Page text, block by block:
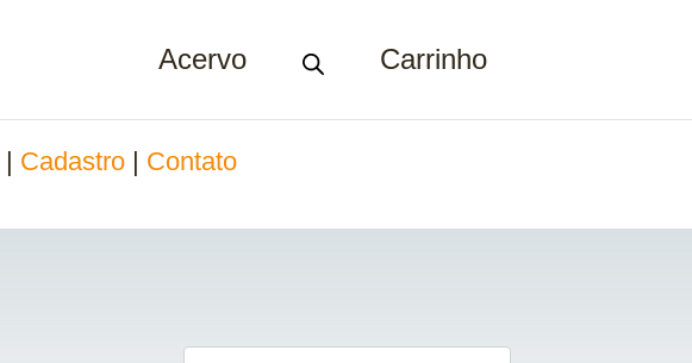
Acervo Carrinho
Cadastro Contato